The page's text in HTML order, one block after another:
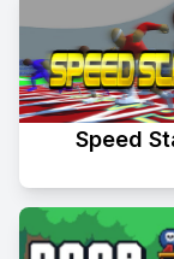
Speed